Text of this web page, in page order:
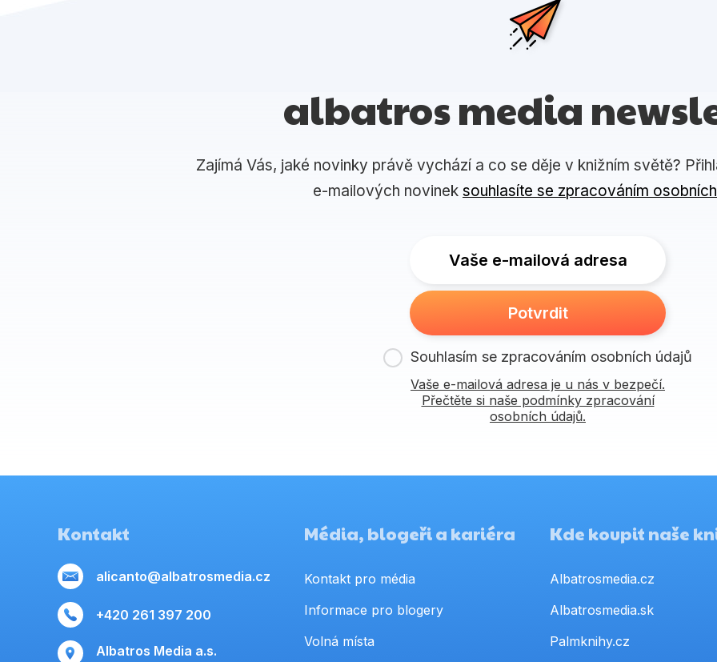
albatros media
Zajímá Vás, jaké novinky právě vychází a co se děje v knižním světě?
e-mailových novinek souhlasíte se zpracováním
Vaše e-mailová adresa
Potvrdit
Souhlasím se zpracováním osobních údajů
Vaše e-mailová adresa je u nás v bezpečí.
Přečtěte si naše podmínky zpracování
osobních údajů.
Kontakt
alicanto@albatrosmedia.cz
+420 261 397 200
Albatros Media a.s.
Média, blogeři a kariéra
Kontakt pro média
Informace pro blogery
Volná místa
Kde koupit naše
Albatrosmedia.cz
Albatrosmedia.sk
Palmknihy.cz